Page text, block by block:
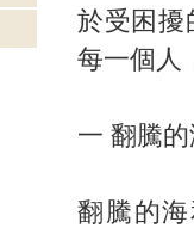
於受困擾
每一個人
一 翻騰
翻騰的